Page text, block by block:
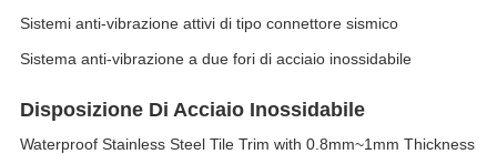
Sistemi anti-vibrazione attivi di tipo connettore sismico
Sistema anti-vibrazione a due fori di acciaio inossidabile
Disposizione Di Acciaio Inossidabile
Waterproof Stainless Steel Tile Trim with 0.8mm~1mm Thickness